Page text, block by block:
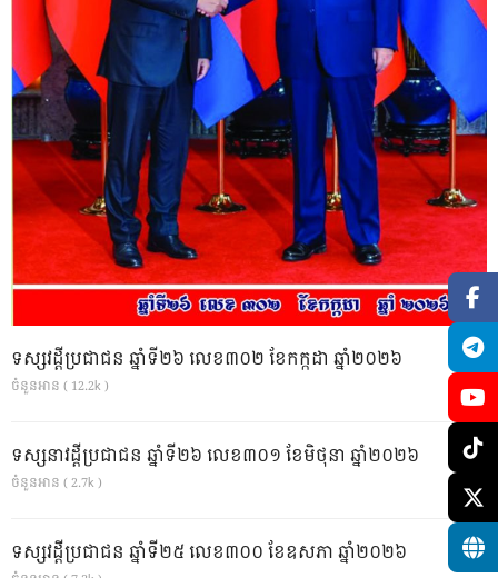
ទស្សវដ្តីប្រជាជន ឆ្នាំទី២៦ លេខ៣០២ ខែកក្កដា ឆ្នាំ២០២៦
ចំនួនអាន ( 12.2k )
ទស្សនាវដ្ដីប្រជាជន ឆ្នាំទី២៦ លេខ៣០១ ខែមិថុនា ឆ្នាំ២០២៦
ចំនួនអាន ( 2.7k )
ទស្សវដ្តីប្រជាជន ឆ្នាំទី២៥ លេខ៣០០ ខែឧសភា ឆ្នាំ២០២៦